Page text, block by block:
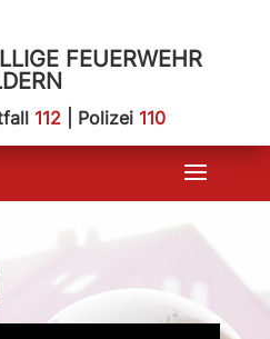
FEUERWEHR
112| Polizei 110